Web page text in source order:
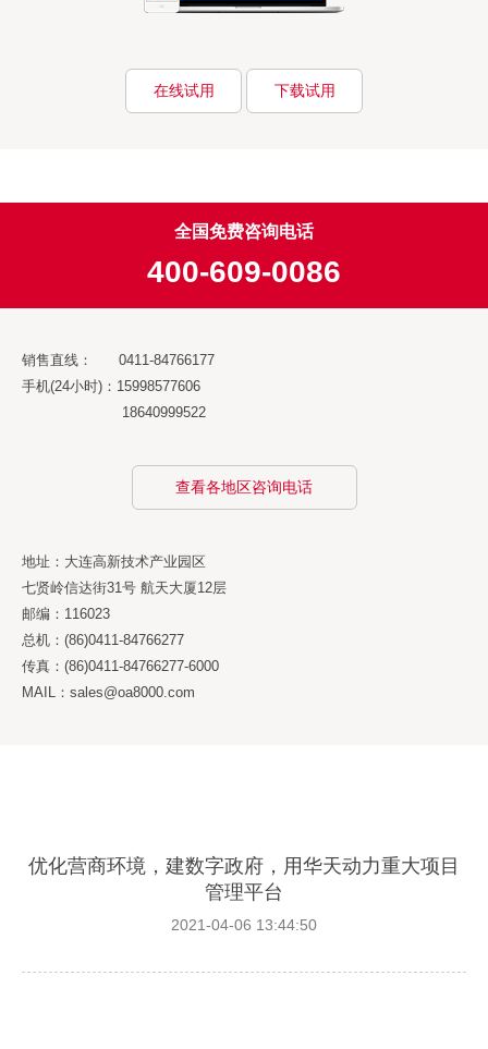
在线试用 下载试用
全国免费咨询电话
400-609-0086
销售直线： 0411-84766177
手机(24小时)：15998577606
18640999522
查看各地区咨询电话
地址：大连高新技术产业园区
七贤岭信达街31号 航天大厦12层
邮编：116023
总机：(86)0411-84766277
传真：(86)0411-84766277-6000
MAIL：sales@oa8000.com
优化营商环境，建数字政府，用华天动力重大项目
管理平台
2021-04-06 13:44:50